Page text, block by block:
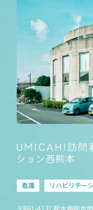
看護 リハビリテー